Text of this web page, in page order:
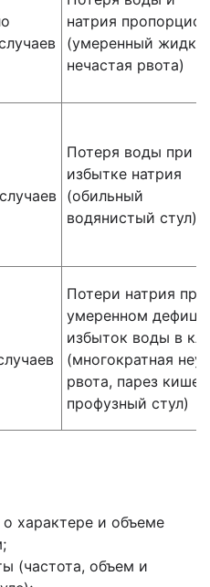
натрия
(умеренный
нечастая рвота)
случаев
Потеря воды при
избытке натрия
(обильный
водянистый стул)
Потери натрия при
умеренном
избыток воды в
(многократная
рвота, парез
профузный стул)
характере и объеме
(частота, объем и